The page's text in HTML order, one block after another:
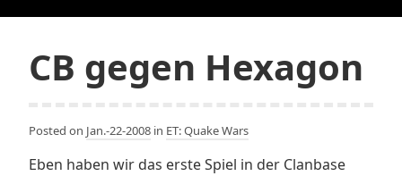
CB gegen Hexagon
Posted on Jan.-22-2008 in ET: Quake Wars
Eben haben wir das erste Spiel in der Clanbase